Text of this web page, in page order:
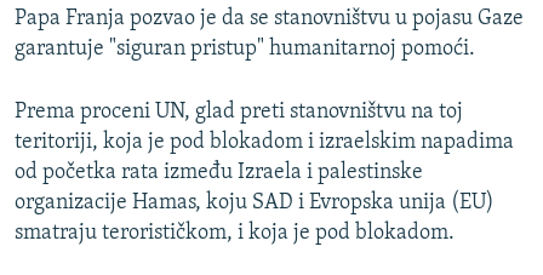
TV LIBERTY
POST SCRIPTUM
TRI DECENIJE OD RATA U BIH
SVE KARTE DEJTONA
NASTANAK I RASPAD JUGOSLAVIJE
Sve RFE/RL stranice
Papa Franja pozvao je da se stanovništvu u pojasu Gaze
garantuje "siguran pristup" humanitarnoj pomoći.
Prema proceni UN, glad preti stanovništvu na toj
teritoriji, koja je pod blokadom i izraelskim napadima
od početka rata između Izraela i palestinske
organizacije Hamas, koju SAD i Evropska unija (EU)
smatraju terorističkom, i koja je pod blokadom.